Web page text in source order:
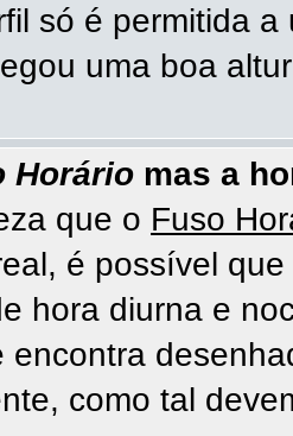
só é permitida
uma boa
Horário mas a
que o Fuso
é possível
hora diurna e
encontra
como tal